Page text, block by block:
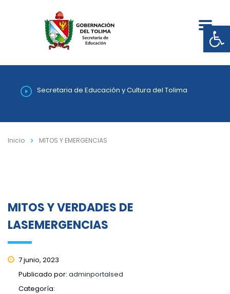
Secretaria de Educación y Cultura del Tolima
Inicio MITOS Y EMERGENCIAS
MITOS Y VERDADES DE
LASEMERGENCIAS
7 junio, 2023
Publicado por: adminportalsed
Categoría: